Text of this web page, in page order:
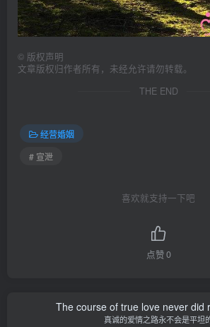
© 版权声明
文章版权归作者所有，未经允许请勿转载。
THE END
经营婚姻
# 宣泄
喜欢就支持一下吧
点赞0
The course of true love never did
真诚的爱情之路永不会是平坦